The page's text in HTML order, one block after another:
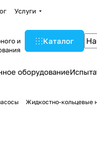
Услуги
и
Каталог
оборудование
Жидкостно-кольцевые